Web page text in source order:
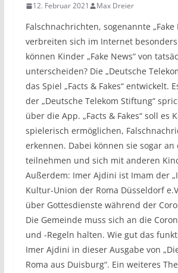
12. Februar 2021 Max Dreier
Falschnachrichten, sogenannte „Fake
verbreiten sich im Internet
können Kinder „Fake News“ von
unterscheiden? Die „Deutsche
das Spiel „Facts & Fakes“ entwickelt.
der „Deutsche Telekom Stiftung“
über die App. „Facts & Fakes“ soll es
spielerisch ermöglichen,
erkennen. Dabei können sie sogar an
teilnehmen und sich mit anderen
Außerdem: Imer Ajdini ist Imam der
Kultur-Union der Roma Düsseldorf
über Gottesdienste während der
Die Gemeinde muss sich an die
und -Regeln halten. Wie gut das
Imer Ajdini in dieser Ausgabe von
Roma aus Duisburg“. Ein weiteres